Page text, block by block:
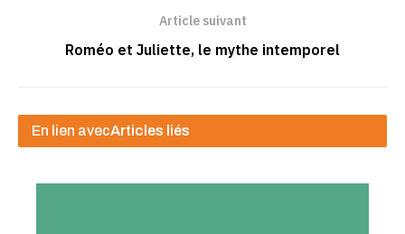
Article suivant
Roméo et Juliette, le mythe intemporel
En lien avecArticles liés